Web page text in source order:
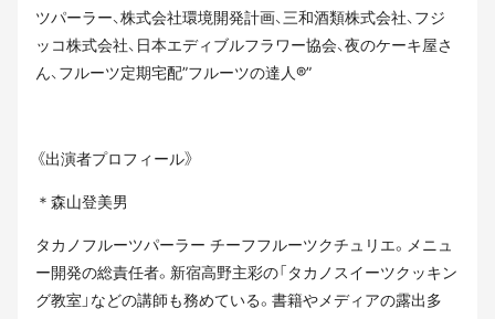
ツパーラー、株式会社環境開発計画、三和酒類株式会社、フジ
ッコ株式会社、日本エディブルフラワー協会、夜のケーキ屋さ
ん、フルーツ定期宅配”フルーツの達人®”
《出演者プロフィール》
＊森山登美男
タカノフルーツパーラー チーフフルーツクチュリエ。メニュ
ー開発の総責任者。新宿高野主彩の「タカノスイーツクッキン
グ教室」などの講師も務めている。書籍やメディアの露出多